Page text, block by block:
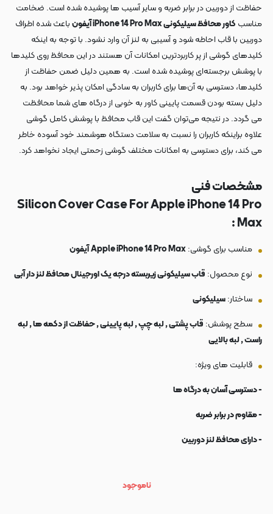
حفاظت از دوربین در برابر ضربه و سایر آسیب ها پوشیده شده است. ضخامت
مناسب کاور محافظ سیلیکونی iPhone 14 Pro Max آیفون
باعث شده اطراف
دوربین با قاب احاطه شود و آسیبی به لنز آن وارد نشود. با توجه به اینکه
کلیدهای گوشی از پر کاربردترین امکانات آن هستند در این محافظ روی کلیدها
با پوشش برجسته‌ای پوشیده شده است. به همین دلیل ضمن حفاظت از
کلیدها، دسترسی به آن‌ها برای کاربران به سادگی امکان پذیر خواهد بود. به
دلیل بسته بودن قسمت پایینی کاور به خوبی از درگاه های شما محافظت
می گردد. در نتیجه می‌توان گفت این قاب محافظ با پوشش کامل گوشی
علاوه براینکه کاربران را نسبت به سلامت دستگاه هوشمند خود آسوده خاطر
می کند، برای دسترسی به امکانات مختلف گوشی زحمتی ایجاد نخواهد کرد.
مشخصات فنی
Silicon Cover Case For Apple iPhone 14 Pro
Max :
مناسب برای گوشی:Apple iPhone 14 Pro Maxآیفون
نوع محصول: قاب سیلیکونی زیربسته درجه یک اورجینال محافظ لنز دار آبی
ساختار:سیلیکونی
سطح پوشش: قاب پشتی , لبه چپ , لبه پایینی , حفاظت از دکمه ها , لبه
راست , لبه بالایی
قابلیت های ویژه:
- دسترسی آسان به درگاه ها
- مقاوم در برابر ضربه
- دارای محافظ لنز دوربین
ناموجود